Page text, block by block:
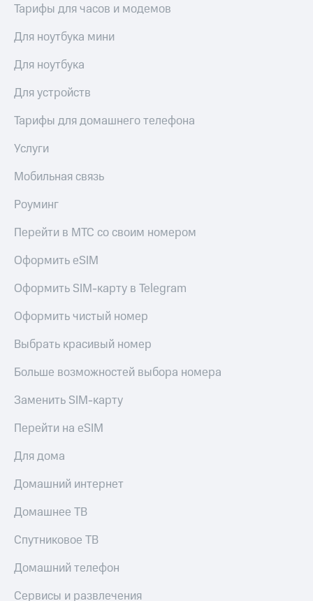
Тарифы для часов и модемов
Для ноутбука мини
Для ноутбука
Для устройств
Тарифы для домашнего телефона
Услуги
Мобильная связь
Роуминг
Перейти в МТС со своим номером
Оформить eSIM
Оформить SIM-карту в Telegram
Оформить чистый номер
Выбрать красивый номер
Больше возможностей выбора номера
Заменить SIM-карту
Перейти на eSIM
Для дома
Домашний интернет
Домашнее ТВ
Спутниковое ТВ
Домашний телефон
Сервисы и развлечения